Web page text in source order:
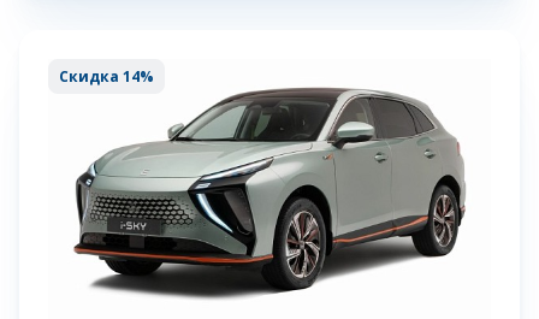
Скидка 14%